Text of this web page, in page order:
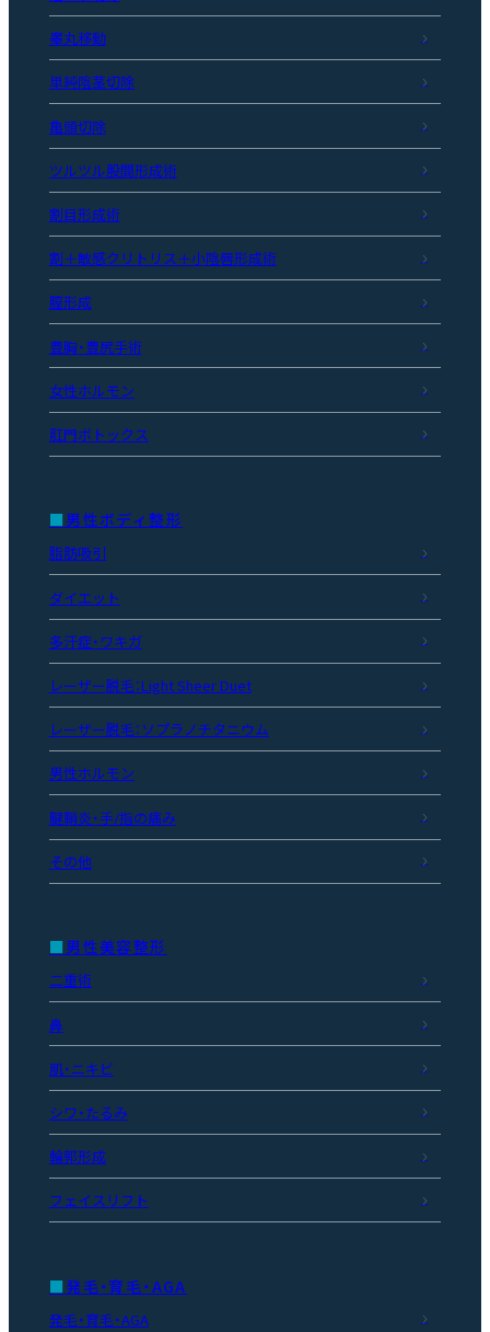
睾丸移動
単純陰茎切除
亀頭切除
ツルツル股間形成術
割目形成術
割＋敏感クリトリス＋小陰唇形成術
膣形成
豊胸・豊尻手術
女性ホルモン
肛門ボトックス
男性ボディ整形
脂肪吸引
ダイエット
多汗症・ワキガ
レーザー脱毛：Light Sheer Duet
レーザー脱毛：ソプラノチタニウム
男性ホルモン
腱鞘炎・手/指の痛み
その他
男性美容整形
二重術
鼻
肌・ニキビ
シワ・たるみ
輪郭形成
フェイスリフト
発毛・育毛・AGA
発毛・育毛・AGA